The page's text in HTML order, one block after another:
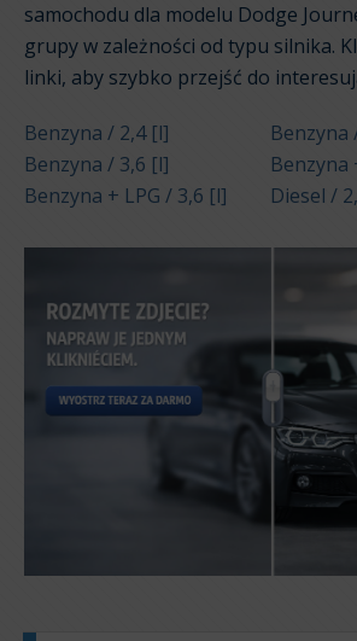
samochodu dla modelu Dodge
grupy w zależności od typu silnika.
linki, aby szybko przejść do
Benzyna / 2,4 [l]
Benzyna
Benzyna / 3,6 [l]
Benzyna
Benzyna + LPG / 3,6 [l]
Diesel /